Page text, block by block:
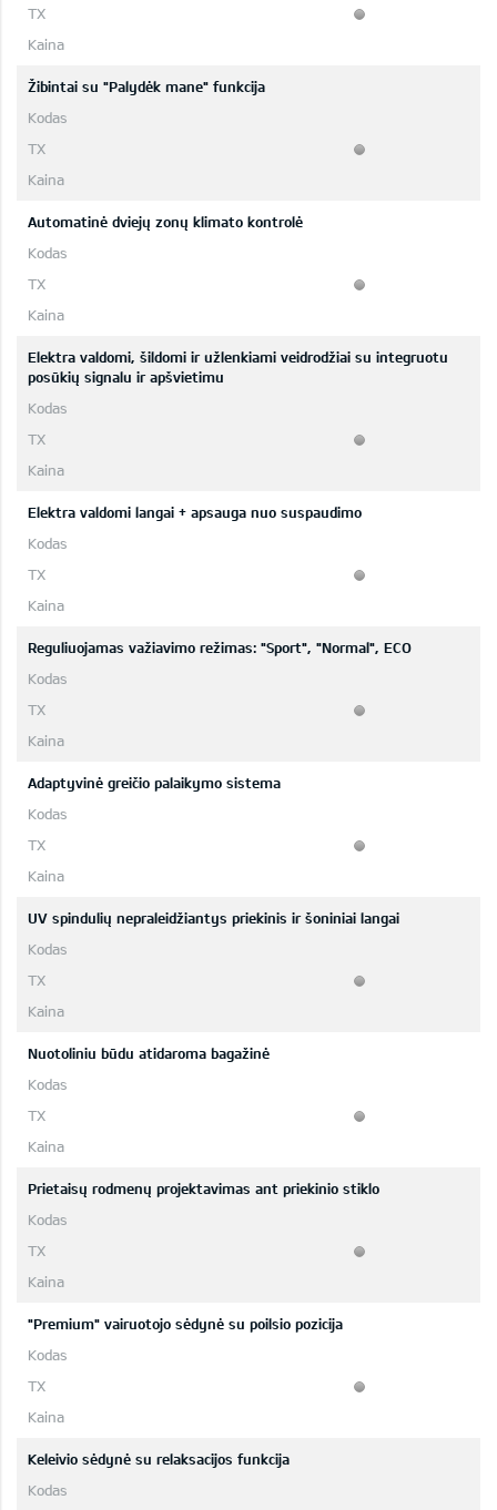
Žibintai su "Palydėk mane" funkcija
Automatinė dviejų zonų klimato kontrolė
Elektra valdomi, šildomi ir užlenkiami veidrodžiai su integruotu
posūkių signalu ir apšvietimu
Elektra valdomi langai + apsauga nuo suspaudimo
Reguliuojamas važiavimo režimas: "Sport", "Normal", ECO
Adaptyvinė greičio palaikymo sistema
UV spindulių nepraleidžiantys priekinis ir šoniniai langai
Nuotoliniu būdu atidaroma bagažinė
Prietaisų rodmenų projektavimas ant priekinio stiklo
"Premium" vairuotojo sėdynė su poilsio pozicija
Keleivio sėdynė su relaksacijos funkcija